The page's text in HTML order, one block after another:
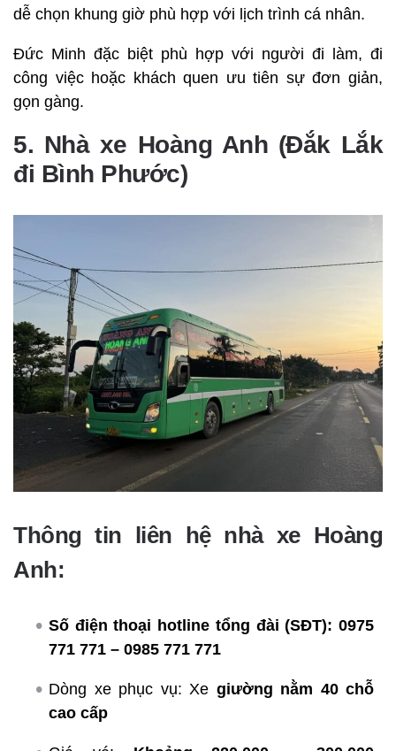
dễ chọn khung giờ phù hợp với lịch trình cá nhân.
Đức Minh đặc biệt phù hợp với người đi làm, đi
công việc hoặc khách quen ưu tiên sự đơn giản,
gọn gàng.
5. Nhà xe Hoàng Anh (Đắk Lắk
đi Bình Phước)
Thông tin liên hệ nhà xe Hoàng
Anh:
Số điện thoại hotline tổng đài (SĐT): 0975
771 771 – 0985 771 771
Dòng xe phục vụ: Xe giường nằm 40 chỗ
cao cấp